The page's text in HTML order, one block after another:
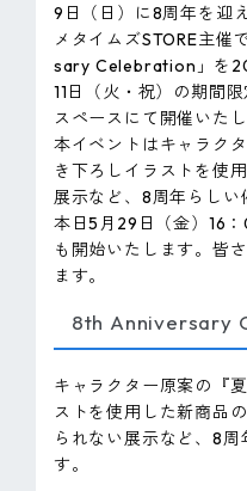
9日（日）に8周年を迎
メタイムズSTORE主
sary Celebration」を
11日（火・祝）の期間
スペースにて開催いたし
本イベントはキャラク
き下ろしイラストを使
展示など、8周年らしい
本日5月29日（金）16
も開始いたします。皆
ます。
8th Anniversary
キャラクター原案の『
ストを使用した新商品
られない展示など、8
す。